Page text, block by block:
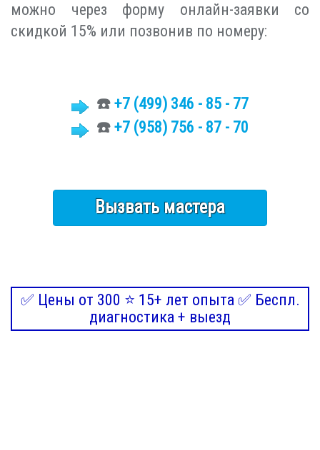
можно через форму онлайн-заявки со
скидкой 15% или позвонив по номеру:
☎️ +7 (499) 346 - 85 - 77
☎️ +7 (958) 756 - 87 - 70
Вызвать мастера
✅ Цены от 300 ⭐ 15+ лет опыта ✅ Беспл.
диагностика + выезд